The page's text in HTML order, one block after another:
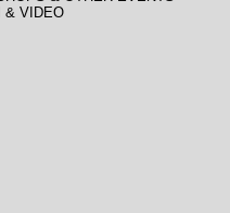
& VIDEO